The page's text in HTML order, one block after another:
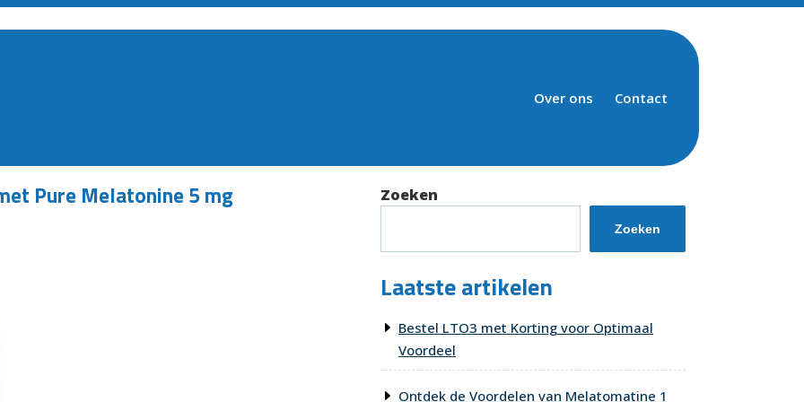
Over ons Contact
Pure Melatonine 5 mg Zoeken
Zoeken
Laatste artikelen
Bestel LTO3 met Korting voor Optimaal
Voordeel
Ontdek de Voordelen van Melatomatine 1